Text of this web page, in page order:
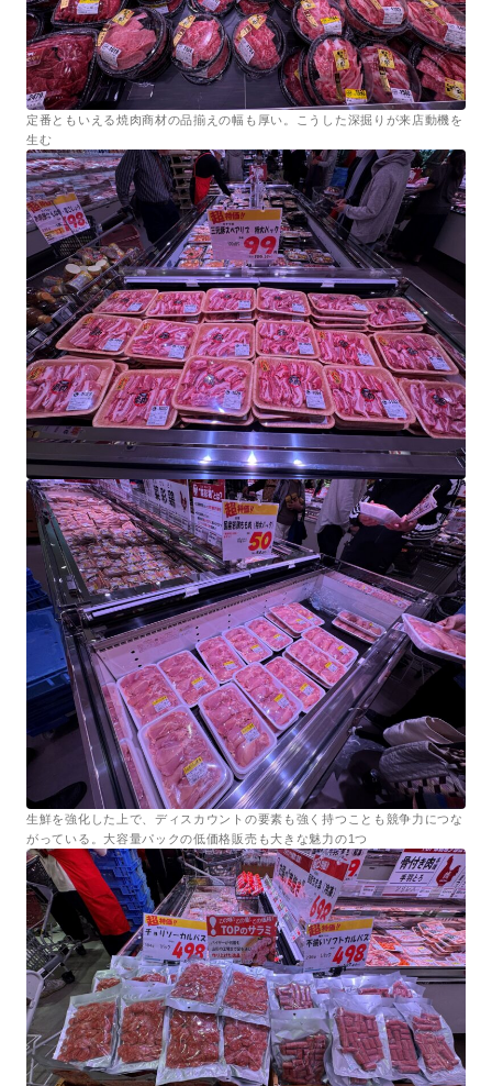
定番ともいえる焼肉商材の品揃えの幅も厚い。こうした深掘りが来店動機を
生む
生鮮を強化した上で、ディスカウントの要素も強く持つことも競争力につな
がっている。大容量パックの低価格販売も大きな魅力の1つ